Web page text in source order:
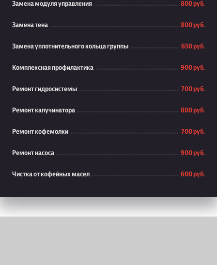
Замена модуля управления 800 руб.
Замена тена 800 руб.
Замена уплотнительного кольца группы 650 руб.
Комплексная профилактика 900 руб.
Ремонт гидросистемы 700 руб.
Ремонт капучинатора 800 руб.
Ремонт кофемолки 700 руб.
Ремонт насоса 900 руб.
Чистка от кофейных масел 600 руб.